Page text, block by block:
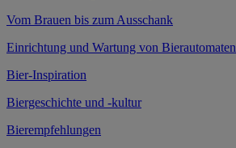
Vom Brauen bis zum Ausschank
Einrichtung und Wartung von Bierautomaten
Bier-Inspiration
Biergeschichte und -kultur
Bierempfehlungen